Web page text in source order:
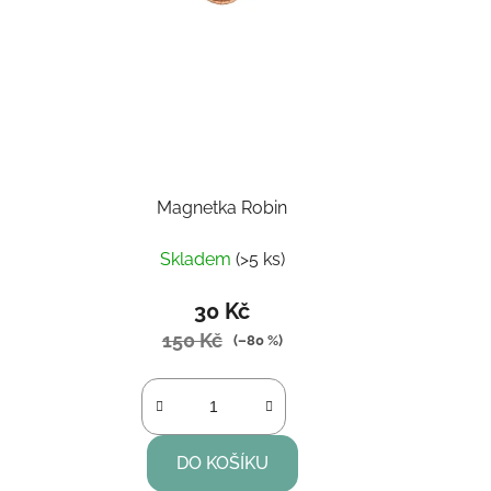
Magnetka Robin
Skladem (>5 ks)
30 Kč
150 Kč (–80 %)
DO KOŠÍKU